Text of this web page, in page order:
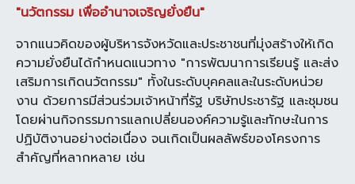
"นวัตกรรม เพื่ออำนาจเจริญยั่งยืน"
จากแนวคิดของผู้บริหารจังหวัดและประชาชนที่มุ่งสร้างให้เกิด
ความยั่งยืนได้กำหนดแนวทาง "การพัฒนาการเรียนรู้ และส่ง
เสริมการเกิดนวัตกรรม" ทั้งในระดับบุคคลและในระดับหน่วย
งาน ด้วยการมีส่วนร่วมเจ้าหน้าที่รัฐ บริษัทประชารัฐ และชุมชน
โดยผ่านกิจกรรมการแลกเปลี่ยนองค์ความรู้และทักษะในการ
ปฏิบัติงานอย่างต่อเนื่อง จนเกิดเป็นผลลัพธ์ของโครงการ
สำคัญที่หลากหลาย เช่น